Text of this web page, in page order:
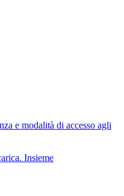
e modalità di accesso agli
Insieme